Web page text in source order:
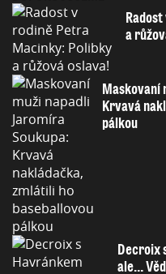
a
Maskovaní
Krvavá
pálkou
Decroix
ale…